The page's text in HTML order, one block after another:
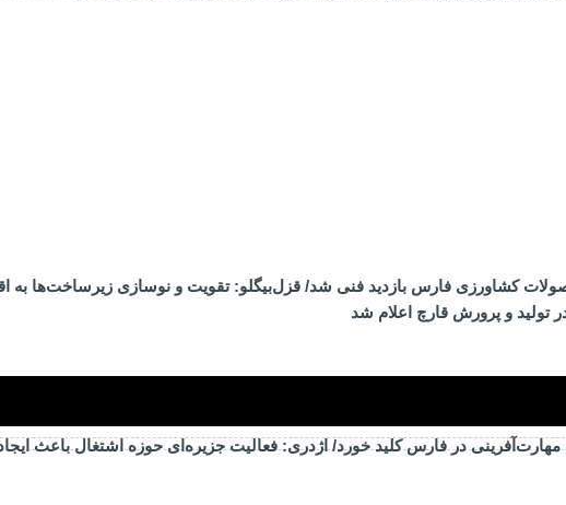
کشاورزی فارس بازدید فنی شد/ قزل‌بیگلو: تقویت و نوسازی زیرساخت‌ها به
و پرورش قارچ اعلام شد
در فارس کلید خورد/ اژدری: فعالیت جزیره‌‌ای حوزه اشتغال باعث